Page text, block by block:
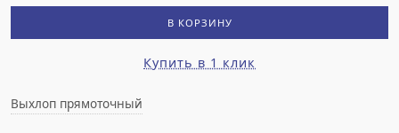
В КОРЗИНУ
Купить в 1 клик
Выхлоп прямоточный